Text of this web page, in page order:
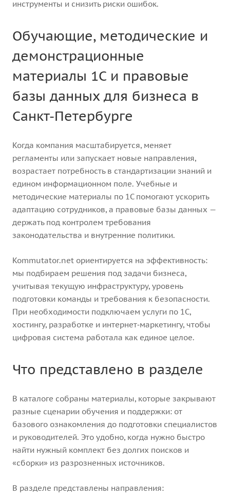
инструменты и снизить риски ошибок.
Обучающие, методические и
демонстрационные
материалы 1С и правовые
базы данных для бизнеса в
Санкт-Петербурге
Когда компания масштабируется, меняет
регламенты или запускает новые направления,
возрастает потребность в стандартизации знаний и
едином информационном поле. Учебные и
методические материалы по 1С помогают ускорить
адаптацию сотрудников, а правовые базы данных —
держать под контролем требования
законодательства и внутренние политики.
Kommutator.net ориентируется на эффективность:
мы подбираем решения под задачи бизнеса,
учитывая текущую инфраструктуру, уровень
подготовки команды и требования к безопасности.
При необходимости подключаем услуги по 1С,
хостингу, разработке и интернет‑маркетингу, чтобы
цифровая система работала как единое целое.
Что представлено в разделе
В каталоге собраны материалы, которые закрывают
разные сценарии обучения и поддержки: от
базового ознакомления до подготовки специалистов
и руководителей. Это удобно, когда нужно быстро
найти нужный комплект без долгих поисков и
«сборки» из разрозненных источников.
В разделе представлены направления: